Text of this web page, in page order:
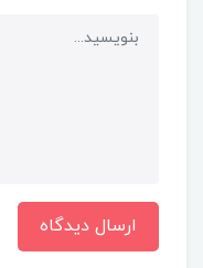
ارسال دیدگاه